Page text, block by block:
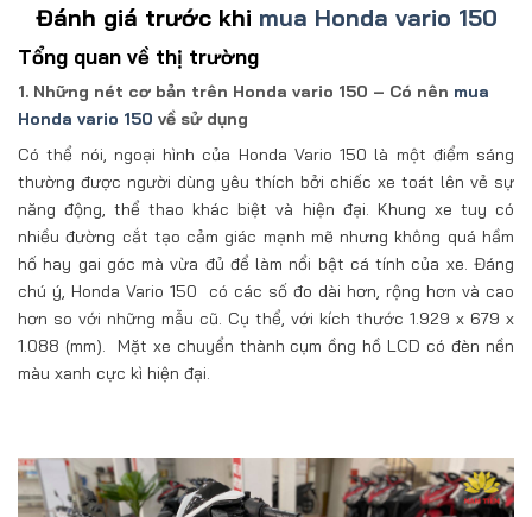
Đánh giá trước khi mua Honda vario 150
Tổng quan về thị trường
1. Những nét cơ bản trên Honda vario 150 – Có nên mua
Honda vario 150 về sử dụng
Có thể nói, ngoại hình của Honda Vario 150 là một điểm sáng
thường được người dùng yêu thích bởi chiếc xe toát lên vẻ sự
năng động, thể thao khác biệt và hiện đại. Khung xe tuy có
nhiều đường cắt tạo cảm giác mạnh mẽ nhưng không quá hầm
hố hay gai góc mà vừa đủ để làm nổi bật cá tính của xe. Đáng
chú ý, Honda Vario 150 có các số đo dài hơn, rộng hơn và cao
hơn so với những mẫu cũ. Cụ thể, với kích thước 1.929 x 679 x
1.088 (mm). Mặt xe chuyển thành cụm ồng hồ LCD có đèn nền
màu xanh cực kì hiện đại.